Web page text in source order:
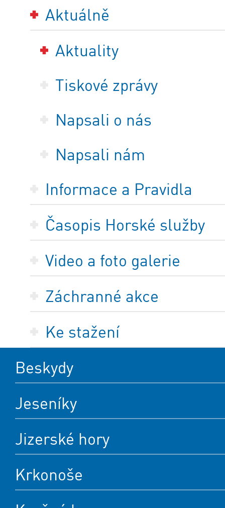
Aktuálně
Aktuality
Tiskové zprávy
Napsali o nás
Napsali nám
Informace a Pravidla
Časopis Horské služby
Video a foto galerie
Záchranné akce
Ke stažení
Beskydy
Jeseníky
Jizerské hory
Krkonoše